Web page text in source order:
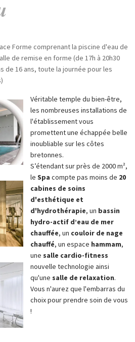
Forme comprenant la piscine d'eau de
de remise en forme (de 17h à 20h30
de 16 ans, toute la journée pour les
Véritable temple du bien-être,
les nombreuses installations de
l'établissement vous
promettent une échappée belle
inoubliable sur les côtes
bretonnes.
S’étendant sur près de 2000 m²,
le Spa compte pas moins de 20
cabines de soins
d'esthétique et
d'hydrothérapie, un bassin
hydro-actif d’eau de mer
chauffée, un couloir de nage
chauffé, un espace hammam,
une salle cardio-fitness
nouvelle technologie ainsi
qu'une salle de relaxation.
Vous n'aurez que l'embarras du
choix pour prendre soin de vous
!